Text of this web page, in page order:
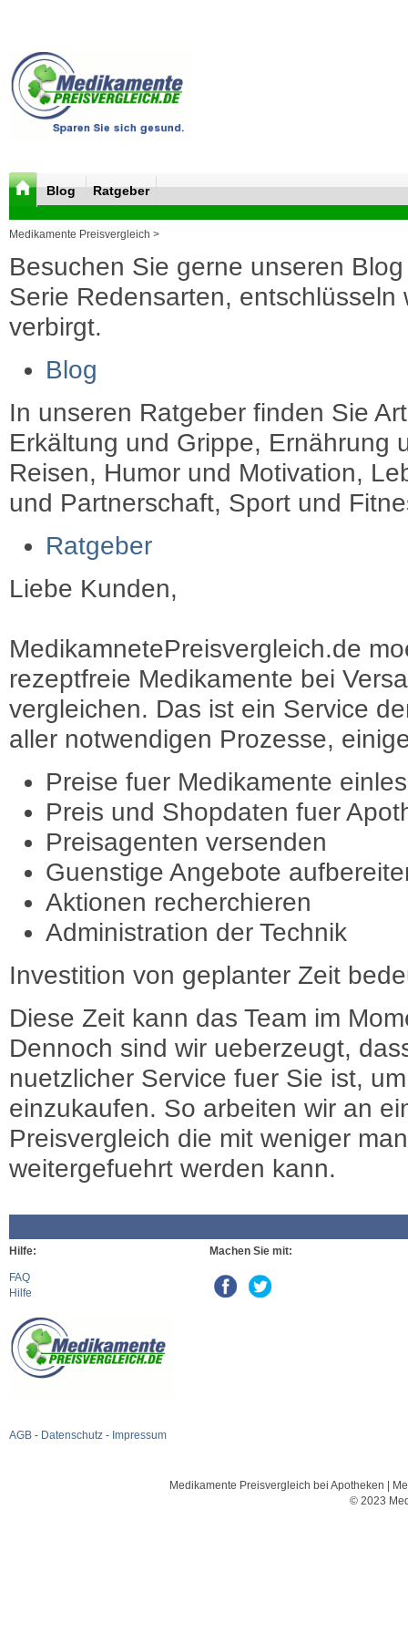
Blog Ratgeber
Medikamente Preisvergleich >
Besuchen Sie gerne unseren
Serie Redensarten, entschlüsseln
verbirgt.
Blog
In unseren Ratgeber finden Sie
Erkältung und Grippe, Ernährung
Reisen, Humor und Motivation,
und Partnerschaft, Sport und
Ratgeber
Liebe Kunden,
MedikamnetePreisvergleich.de
rezeptfreie Medikamente bei
vergleichen. Das ist ein Service
aller notwendigen Prozesse,
Preise fuer Medikamente
Preis und Shopdaten fuer
Preisagenten versenden
Guenstige Angebote
Aktionen recherchieren
Administration der Technik
Investition von geplanter Zeit
Diese Zeit kann das Team im
Dennoch sind wir ueberzeugt,
nuetzlicher Service fuer Sie ist,
einzukaufen. So arbeiten wir an
Preisvergleich die mit weniger
weitergefuehrt werden kann.
Hilfe:
FAQ
Hilfe
AGB - Datenschutz - Impressum
Machen Sie mit:
Medikamente Preisvergleich bei Apotheken |
© 2023